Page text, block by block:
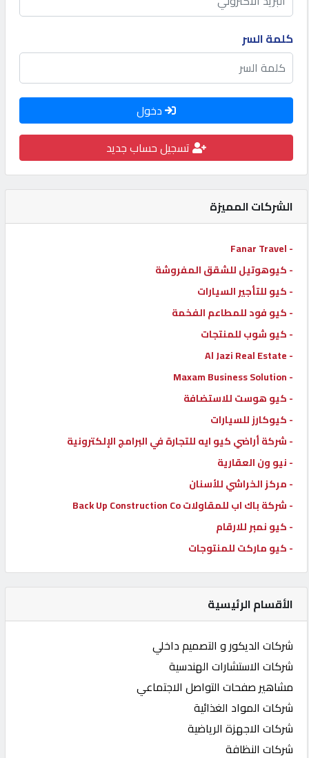
كيو
مزاد
كيو
كيو
كارز
كيو
ماركت
الدليل
القطري
POWERED
QHOST
كلمة السر
دخول
تسجيل حساب جديد
الشركات المميزة
- Fanar Travel
- كيوهوتيل للشقق المفروشة
- كيو للتأجير السيارات
- كيو فود للمطاعم الفخمة
- كيو شوب للمنتجات
- Al Jazi Real Estate
- Maxam Business Solution
- كيو هوست للاستضافة
- كيوكارز للسيارات
- شركة أراضي كيو ايه للتجارة في البرامج الإلكترونية
- نيو ون العقارية
- مركز الخراشي للأسنان
- شركة باك اب للمقاولات Back Up Construction Co
- كيو نمبر للارقام
- كيو ماركت للمنتوجات
الأقسام الرئيسية
شركات الديكور و التصميم داخلي
شركات الاستشارات الهندسية
مشاهير صفحات التواصل الاجتماعي
شركات المواد الغذائية
شركات الاجهزة الرياضية
شركات النظافة